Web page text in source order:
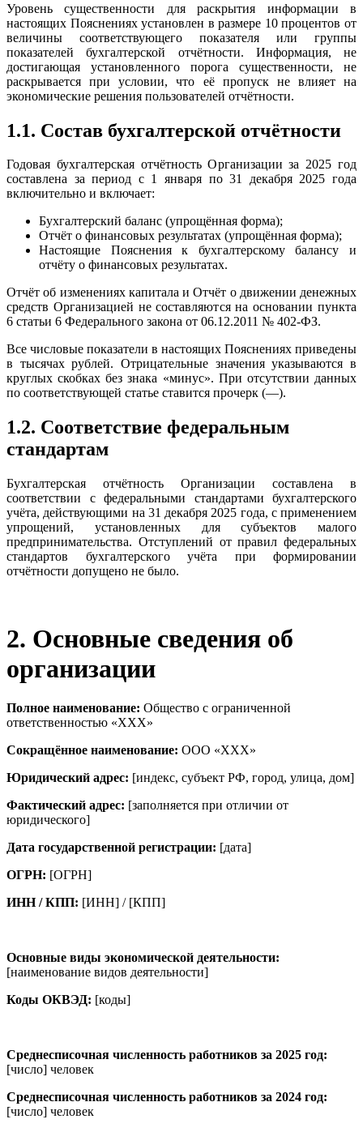
Уровень существенности для раскрытия информации в
настоящих Пояснениях установлен в размере 10 процентов от
величины соответствующего показателя или группы
показателей бухгалтерской отчётности. Информация, не
достигающая установленного порога существенности, не
раскрывается при условии, что её пропуск не влияет на
экономические решения пользователей отчётности.
1.1. Состав бухгалтерской отчётности
Годовая бухгалтерская отчётность Организации за 2025 год
составлена за период с 1 января по 31 декабря 2025 года
включительно и включает:
Бухгалтерский баланс (упрощённая форма);
Отчёт о финансовых результатах (упрощённая форма);
Настоящие Пояснения к бухгалтерскому балансу и
отчёту о финансовых результатах.
Отчёт об изменениях капитала и Отчёт о движении денежных
средств Организацией не составляются на основании пункта
6 статьи 6 Федерального закона от 06.12.2011 № 402-ФЗ.
Все числовые показатели в настоящих Пояснениях приведены
в тысячах рублей. Отрицательные значения указываются в
круглых скобках без знака «минус». При отсутствии данных
по соответствующей статье ставится прочерк (—).
1.2. Соответствие федеральным
стандартам
Бухгалтерская отчётность Организации составлена в
соответствии с федеральными стандартами бухгалтерского
учёта, действующими на 31 декабря 2025 года, с применением
упрощений, установленных для субъектов малого
предпринимательства. Отступлений от правил федеральных
стандартов бухгалтерского учёта при формировании
отчётности допущено не было.
2. Основные сведения об
организации
Полное наименование: Общество с ограниченной
ответственностью «ХХХ»
Сокращённое наименование: ООО «ХХХ»
Юридический адрес: [индекс, субъект РФ, город, улица, дом]
Фактический адрес: [заполняется при отличии от
юридического]
Дата государственной регистрации: [дата]
ОГРН: [ОГРН]
ИНН / КПП: [ИНН] / [КПП]
Основные виды экономической деятельности:
[наименование видов деятельности]
Коды ОКВЭД: [коды]
Среднесписочная численность работников за 2025 год:
[число] человек
Среднесписочная численность работников за 2024 год:
[число] человек